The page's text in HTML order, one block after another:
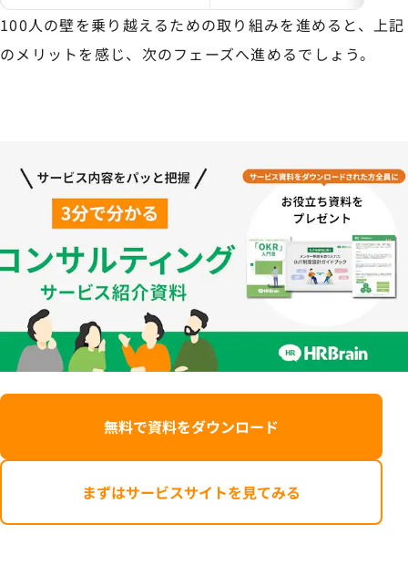
100人の壁を乗り越えるための取り組みを進めると、上記
のメリットを感じ、次のフェーズへ進めるでしょう。
無料で資料をダウンロード
まずはサービスサイトを見てみる